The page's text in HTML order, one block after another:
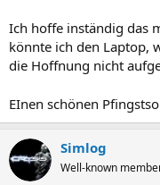
Ich hoffe inständig das
könnte ich den Laptop,
die Hoffnung nicht
EInen schönen
Simlog
Well-known